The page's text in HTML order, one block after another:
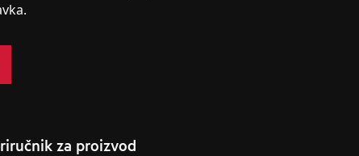
za proizvod